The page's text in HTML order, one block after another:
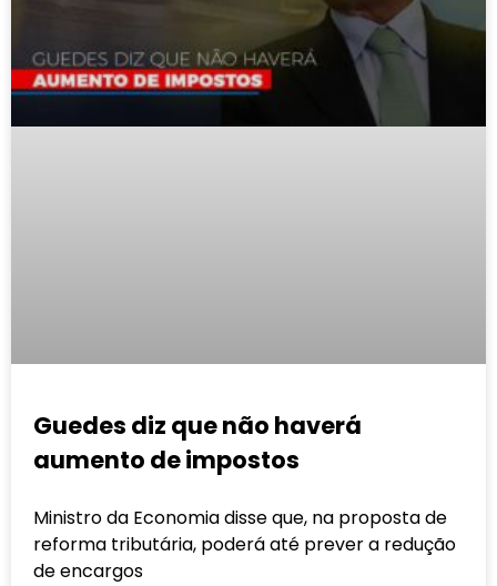
Guedes diz que não haverá
aumento de impostos
Ministro da Economia disse que, na proposta de
reforma tributária, poderá até prever a redução
de encargos